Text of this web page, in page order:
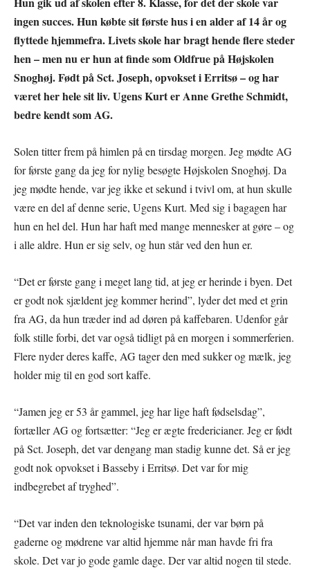
ingen succes. Hun købte sit første hus i en alder af 14 år og
flyttede hjemmefra. Livets skole har bragt hende flere steder
hen – men nu er hun at finde som Oldfrue på Højskolen
Snoghøj. Født på Sct. Joseph, opvokset i Erritsø – og har
været her hele sit liv. Ugens Kurt er Anne Grethe Schmidt,
bedre kendt som AG.
Solen titter frem på himlen på en tirsdag morgen. Jeg mødte AG
for første gang da jeg for nylig besøgte Højskolen Snoghøj. Da
jeg mødte hende, var jeg ikke et sekund i tvivl om, at hun skulle
være en del af denne serie, Ugens Kurt. Med sig i bagagen har
hun en hel del. Hun har haft med mange mennesker at gøre – og
i alle aldre. Hun er sig selv, og hun står ved den hun er.
“Det er første gang i meget lang tid, at jeg er herinde i byen. Det
er godt nok sjældent jeg kommer herind”, lyder det med et grin
fra AG, da hun træder ind ad døren på kaffebaren. Udenfor går
folk stille forbi, det var også tidligt på en morgen i sommerferien.
Flere nyder deres kaffe, AG tager den med sukker og mælk, jeg
holder mig til en god sort kaffe.
“Jamen jeg er 53 år gammel, jeg har lige haft fødselsdag”,
fortæller AG og fortsætter: “Jeg er ægte fredericianer. Jeg er født
på Sct. Joseph, det var dengang man stadig kunne det. Så er jeg
godt nok opvokset i Basseby i Erritsø. Det var for mig
indbegrebet af tryghed”.
“Det var inden den teknologiske tsunami, der var børn på
gaderne og mødrene var altid hjemme når man havde fri fra
skole. Det var jo gode gamle dage. Der var altid nogen til stede.